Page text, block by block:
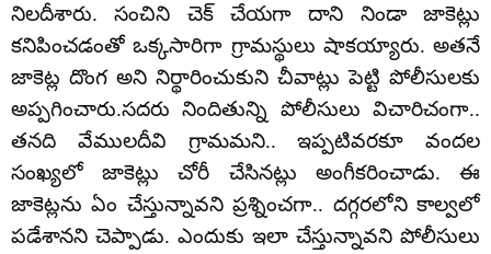
నిలదీశారు. సంచిని చెక్ చేయగా దాని నిండా జాకెట్లు
కనిపించడంతో ఒక్కసారిగా గ్రామస్థులు షాకయ్యారు. అతనే
జాకెట్ల దొంగ అని నిర్థారించుకుని చీవాట్లు పెట్టి పోలీసులకు
అప్పగించారు.సదరు నిందితున్ని పోలీసులు విచారిచంగా..
తనది వేములదీవి గ్రామమని.. ఇప్పటివరకూ వందల
సంఖ్యలో జాకెట్లు చోరీ చేసినట్లు అంగీకరించాడు. ఈ
జాకెట్లను ఏం చేస్తున్నావని ప్రశ్నించగా.. దగ్గరలోని కాల్వలో
పడేశానని చెప్పాడు. ఎందుకు ఇలా చేస్తున్నావని పోలీసులు